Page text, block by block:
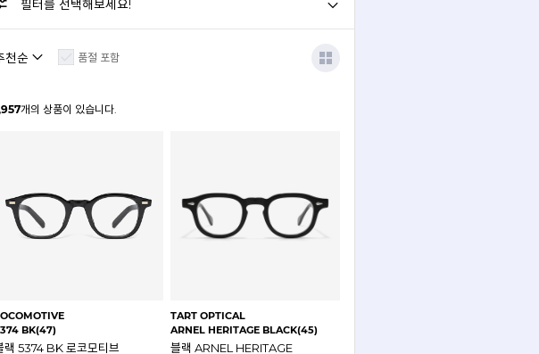
필터를 선택해보세요!
품절 포함
개의 상품이 있습니다.
BK(47)
랙 5374 BK 로코모티브
TART OPTICAL
ARNEL HERITAGE BLACK(45)
블랙 ARNEL HERITAGE